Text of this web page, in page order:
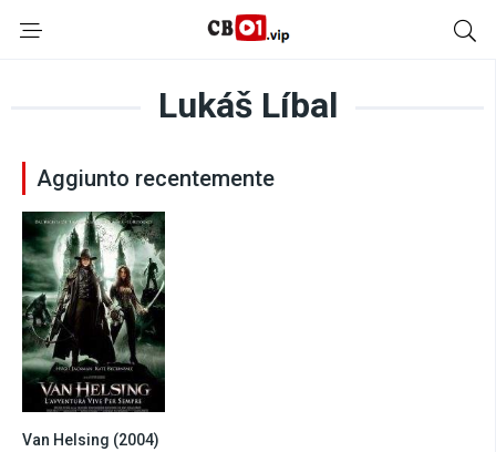
Lukáš Líbal
Aggiunto recentemente
6.1
Van Helsing (2004)